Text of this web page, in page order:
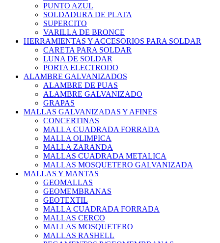
PUNTO AZUL
SOLDADURA DE PLATA
SUPERCITO
VARILLA DE BRONCE
HERRAMIENTAS Y ACCESORIOS PARA SOLDAR
CARETA PARA SOLDAR
LUNA DE SOLDAR
PORTA ELECTRODO
ALAMBRE GALVANIZADOS
ALAMBRE DE PUAS
ALAMBRE GALVANIZADO
GRAPAS
MALLAS GALVANIZADAS Y AFINES
CONCERTINAS
MALLA CUADRADA FORRADA
MALLA OLIMPICA
MALLA ZARANDA
MALLAS CUADRADA METALICA
MALLAS MOSQUETERO GALVANIZADA
MALLAS Y MANTAS
GEOMALLAS
GEOMEMBRANAS
GEOTEXTIL
MALLA CUADRADA FORRADA
MALLAS CERCO
MALLAS MOSQUETERO
MALLAS RASHELL